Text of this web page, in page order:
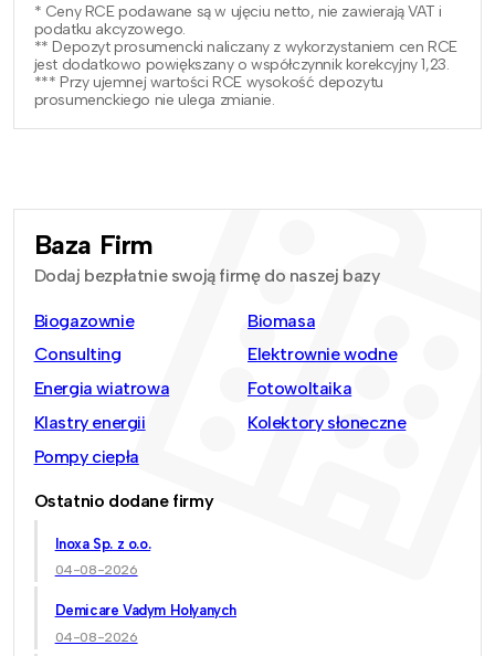
* Ceny RCE podawane są w ujęciu netto, nie zawierają VAT i
podatku akcyzowego.
** Depozyt prosumencki naliczany z wykorzystaniem cen RCE
jest dodatkowo powiększany o współczynnik korekcyjny 1,23.
*** Przy ujemnej wartości RCE wysokość depozytu
prosumenckiego nie ulega zmianie.
Baza Firm
Dodaj bezpłatnie swoją firmę do naszej bazy
Biogazownie
Biomasa
Consulting
Elektrownie wodne
Energia wiatrowa
Fotowoltaika
Klastry energii
Kolektory słoneczne
Pompy ciepła
Ostatnio dodane firmy
Inoxa Sp. z o.o.
04-08-2026
Demicare Vadym Holyanych
04-08-2026